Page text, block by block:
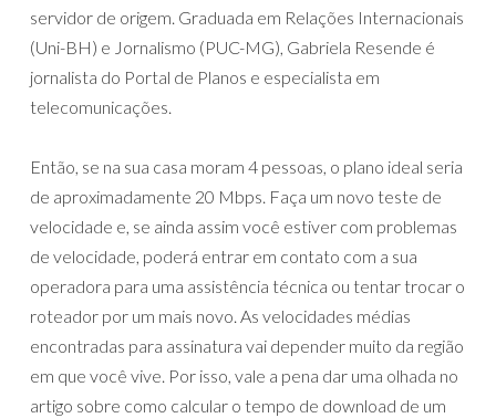
servidor de origem. Graduada em Relações Internacionais
(Uni-BH) e Jornalismo (PUC-MG), Gabriela Resende é
jornalista do Portal de Planos e especialista em
telecomunicações.
Então, se na sua casa moram 4 pessoas, o plano ideal seria
de aproximadamente 20 Mbps. Faça um novo teste de
velocidade e, se ainda assim você estiver com problemas
de velocidade, poderá entrar em contato com a sua
operadora para uma assistência técnica ou tentar trocar o
roteador por um mais novo. As velocidades médias
encontradas para assinatura vai depender muito da região
em que você vive. Por isso, vale a pena dar uma olhada no
artigo sobre como calcular o tempo de download de um